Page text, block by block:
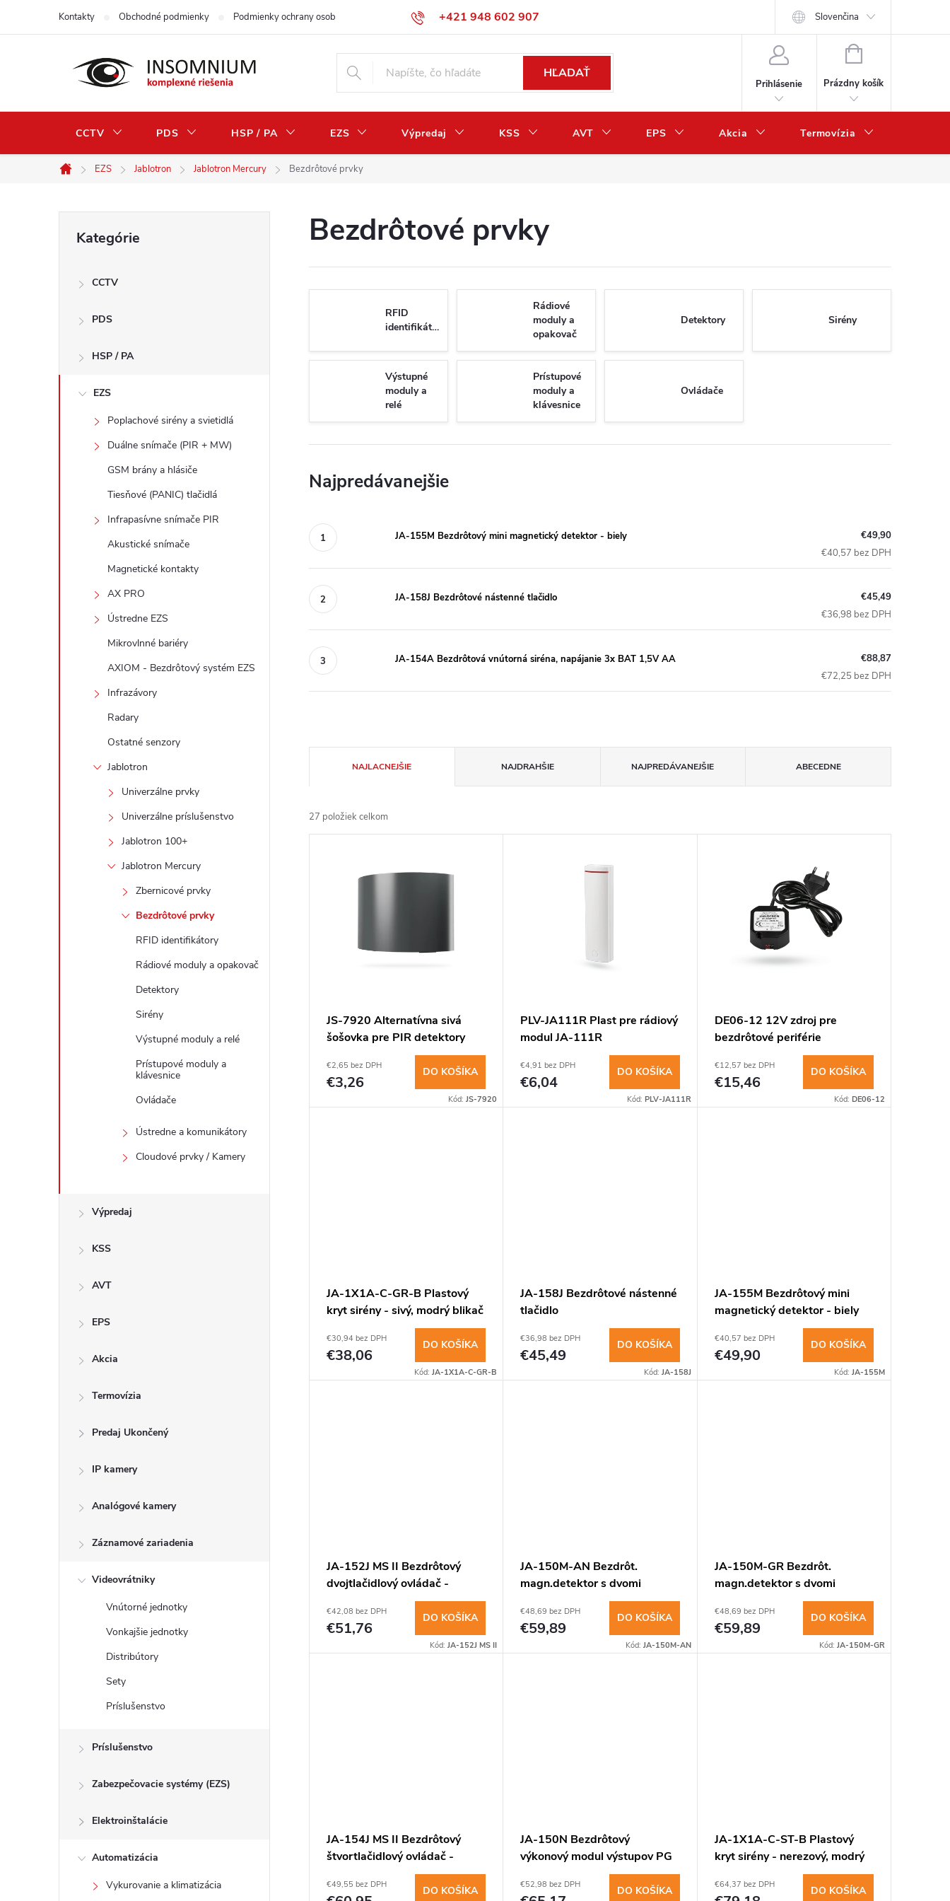
+421 948 602 907
Kontakty Obchodné podmienky Podmienky ochrany osobných údajov Odstúpenie od zmluvy / vrátenie peňazí Slovenčina
HĽADAŤ
Prihlásenie
NÁKUPNÝ
Prázdny košík
CCTV PDS HSP / PA EZS Výpredaj KSS AVT EPS Akcia Termovízia
Domov
EZS Jablotron Jablotron Mercury Bezdrôtové prvky
ý
kategórie
Kategórie
CCTV
PDS
HSP / PA
EZS
Poplachové sirény a svietidlá
Duálne snímače (PIR + MW)
GSM brány a hlásiče
Tiesňové (PANIC) tlačidlá
Infrapasívne snímače PIR
Akustické snímače
Magnetické kontakty
AX PRO
Ústredne EZS
Mikrovlnné bariéry
AXIOM - Bezdrôtový systém EZS
Infrazávory
Radary
Ostatné senzory
Jablotron
Univerzálne prvky
Univerzálne príslušenstvo
Jablotron 100+
Jablotron Mercury
Zbernicové prvky
Bezdrôtové prvky
RFID identifikátory
Rádiové moduly a opakovač
Detektory
Sirény
Výstupné moduly a relé
Prístupové moduly a
klávesnice
Ovládače
Ústredne a komunikátory
Cloudové prvky / Kamery
Výpredaj
KSS
AVT
EPS
Akcia
Termovízia
Predaj Ukončený
IP kamery
Analógové kamery
Záznamové zariadenia
Videovrátniky
Vnútorné jednotky
Vonkajšie jednotky
Distribútory
Sety
Príslušenstvo
Príslušenstvo
Zabezpečovacie systémy (EZS)
Elektroinštalácie
Automatizácia
Vykurovanie a klimatizácia
Bezdrôtové prvky
RFID
identifikátory
Rádiové
moduly a
opakovač
Detektory Sirény
Výstupné
moduly a
relé
Prístupové
moduly a
klávesnice
Ovládače
Najpredávanejšie
JA-155M Bezdrôtový mini magnetický detektor - biely
€49,90
€40,57 bez DPH
JA-158J Bezdrôtové nástenné tlačidlo
€45,49
€36,98 bez DPH
JA-154A Bezdrôtová vnútorná siréna, napájanie 3x BAT 1,5V AA
€88,87
€72,25 bez DPH
a
d
d
NAJLACNEJŠIE NAJDRAHŠIE NAJPREDÁVANEJŠIE ABECEDNE
27 položiek celkom
o
JS-7920 Alternatívna sivá
šošovka pre PIR detektory
€2,65 bez DPH
€3,26
DO KOŠÍKA
Kód:JS-7920
PLV-JA111R Plast pre rádiový
modul JA-111R
€4,91 bez DPH
€6,04
DO KOŠÍKA
Kód: PLV-JA111R
DE06-12 12V zdroj pre
bezdrôtové periférie
€12,57 bez DPH
€15,46
DO KOŠÍKA
Kód: DE06-12
JA-1X1A-C-GR-B Plastový
kryt sirény - sivý, modrý blikač
€30,94 bez DPH
€38,06
DO KOŠÍKA
Kód:JA-1X1A-C-GR-B
JA-158J Bezdrôtové nástenné
tlačidlo
€36,98 bez DPH
€45,49
DO KOŠÍKA
Kód: JA-158J
JA-155M Bezdrôtový mini
magnetický detektor - biely
€40,57 bez DPH
€49,90
DO KOŠÍKA
Kód: JA-155M
JA-152J MS II Bezdrôtový
dvojtlačidlový ovládač -
€42,08 bez DPH
€51,76
DO KOŠÍKA
Kód:JA-152J MS II
JA-150M-AN Bezdrôt.
magn.detektor s dvomi
vstupmi (antracit)
€48,69 bez DPH
€59,89
DO KOŠÍKA
Kód: JA-150M-AN
JA-150M-GR Bezdrôt.
magn.detektor s dvomi
€48,69 bez DPH
€59,89
DO KOŠÍKA
Kód: JA-150M-GR
JA-154J MS II Bezdrôtový
štvortlačidlový ovládač -
€49,55 bez DPH DO KOŠÍKA
JA-150N Bezdrôtový
výkonový modul výstupov PG
€52,98 bez DPH DO KOŠÍKA
JA-1X1A-C-ST-B Plastový
kryt sirény - nerezový, modrý
€64,37 bez DPH DO KOŠÍKA
www.insomnium.sk - Chat